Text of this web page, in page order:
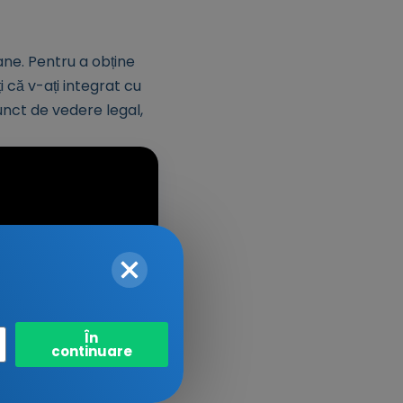
Pentru a obține
că v-ați integrat cu
de vedere legal,
mod semnificativ.
În
continuare